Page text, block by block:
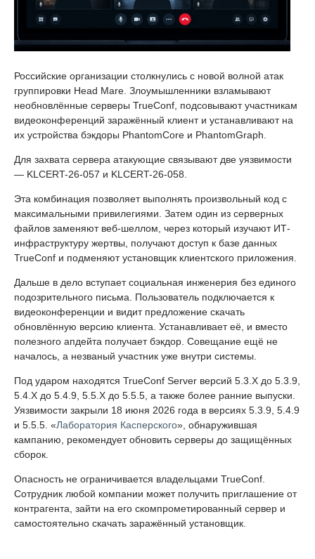
Российские организации столкнулись с новой волной атак
группировки Head Mare. Злоумышленники взламывают
необновлённые серверы TrueConf, подсовывают участникам
видеоконференций заражённый клиент и устанавливают на
их устройства бэкдоры PhantomCore и PhantomGraph.
Для захвата сервера атакующие связывают две уязвимости
— KLCERT-26-057 и KLCERT-26-058.
Эта комбинация позволяет выполнять произвольный код с
максимальными привилегиями. Затем один из серверных
файлов заменяют веб-шеллом, через который изучают ИТ-
инфраструктуру жертвы, получают доступ к базе данных
TrueConf и подменяют установщик клиентского приложения.
Дальше в дело вступает социальная инженерия без единого
подозрительного письма. Пользователь подключается к
видеоконференции и видит предложение скачать
обновлённую версию клиента. Устанавливает её, и вместо
полезного апдейта получает бэкдор. Совещание ещё не
началось, а незваный участник уже внутри системы.
Под ударом находятся TrueConf Server версий 5.3.X до 5.3.9,
5.4.X до 5.4.9, 5.5.X до 5.5.5, а также более ранние выпуски.
Уязвимости закрыли 18 июня 2026 года в версиях 5.3.9, 5.4.9
и 5.5.5. «Лаборатория Касперского», обнаружившая
кампанию, рекомендует обновить серверы до защищённых
сборок.
Опасность не ограничивается владельцами TrueConf.
Сотрудник любой компании может получить приглашение от
контрагента, зайти на его скомпрометированный сервер и
самостоятельно скачать заражённый установщик.